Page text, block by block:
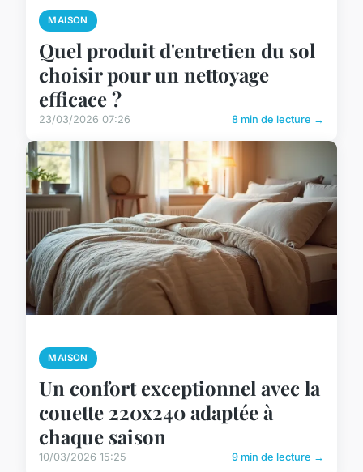
MAISON
Quel produit d'entretien du sol
choisir pour un nettoyage
efficace ?
23/03/2026 07:26 8 min de lecture →
MAISON
Un confort exceptionnel avec la
couette 220x240 adaptée à
chaque saison
10/03/2026 15:25 9 min de lecture →